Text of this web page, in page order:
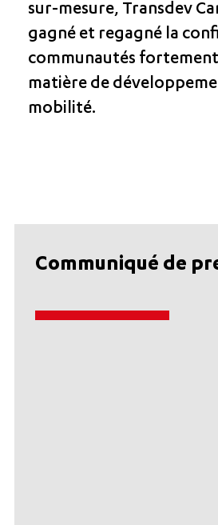
sur-mesure, Transdev
gagné et regagné la
communautés fortement
matière de
mobilité.
Communiqué de